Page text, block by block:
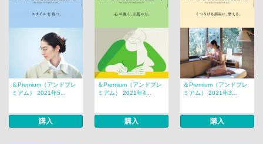
＆Premium（アンドプレ
ミアム） 2021年5...
購入
＆Premium（アンドプレ
ミアム） 2021年4...
購入
＆Premium（アンドプレ
ミアム） 2021年3...
購入